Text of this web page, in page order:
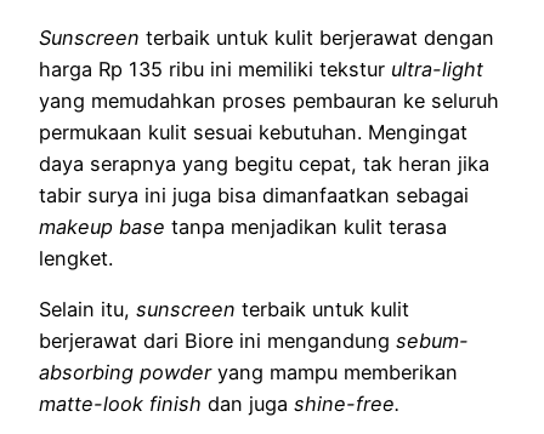
Sunscreen terbaik untuk kulit berjerawat dengan
harga Rp 135 ribu ini memiliki tekstur ultra-light
yang memudahkan proses pembauran ke seluruh
permukaan kulit sesuai kebutuhan. Mengingat
daya serapnya yang begitu cepat, tak heran jika
tabir surya ini juga bisa dimanfaatkan sebagai
makeup base tanpa menjadikan kulit terasa
lengket.
Selain itu, sunscreen terbaik untuk kulit
berjerawat dari Biore ini mengandung sebum-
absorbing powderyang mampu memberikan
matte-look finish dan juga shine-free.